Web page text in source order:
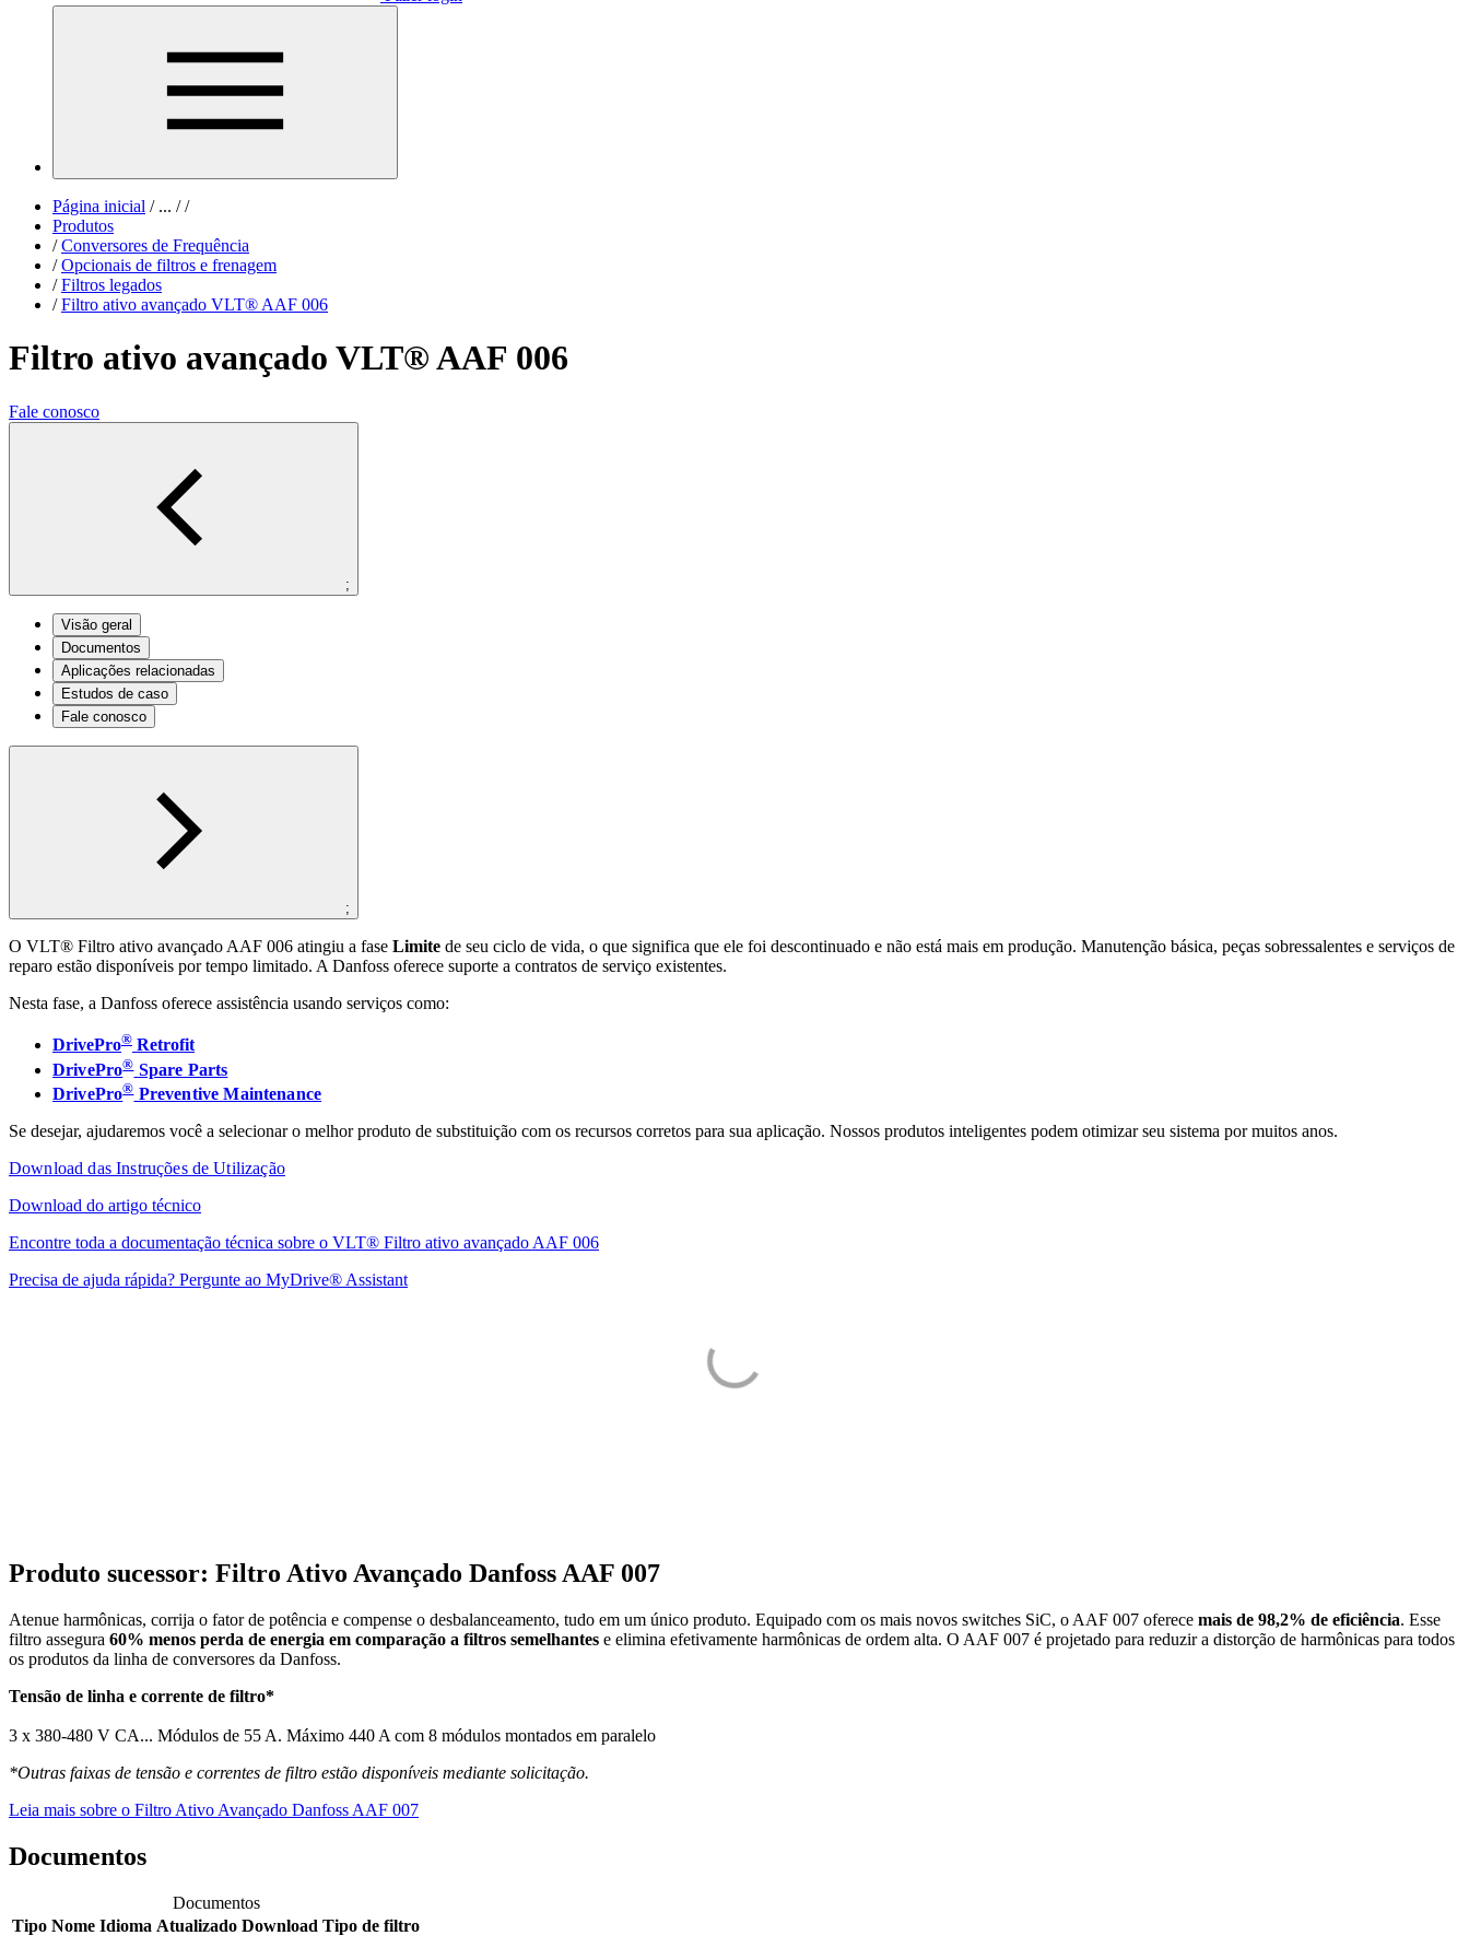
Página inicial /... / /
Produtos
/ Conversores de Frequência
/ Opcionais de filtros e frenagem
/ Filtros legados
/ Filtro ativo avançado VLT® AAF 006
Filtro ativo avançado VLT® AAF 006
Fale conosco
;
Visão geral
Documentos
Aplicações relacionadas
Estudos de caso
Fale conosco
;
O VLT® Filtro ativo avançado AAF 006 atingiu a fase Limite de seu ciclo de vida, o que significa que ele foi descontinuado e não está mais em produção. Manutenção básica, peças sobressalentes e serviços de
reparo estão disponíveis por tempo limitado. A Danfoss oferece suporte a contratos de serviço existentes.
Nesta fase, a Danfoss oferece assistência usando serviços como:
DrivePro® Retrofit
DrivePro®Spare Parts
DrivePro®Preventive Maintenance
Se desejar, ajudaremos você a selecionar o melhor produto de substituição com os recursos corretos para sua aplicação. Nossos produtos inteligentes podem otimizar seu sistema por muitos anos.
Download das Instruções de Utilização
Download do artigo técnico
Encontre toda a documentação técnica sobre o VLT® Filtro ativo avançado AAF 006
Precisa de ajuda rápida? Pergunte ao MyDrive® Assistant
Produto sucessor: Filtro Ativo Avançado Danfoss AAF 007
Atenue harmônicas, corrija o fator de potência e compense o desbalanceamento, tudo em um único produto. Equipado com os mais novos switches SiC, o AAF 007 oferece mais de 98,2% de eficiência. Esse
filtro assegura 60% menos perda de energia em comparação a filtros semelhantes e elimina efetivamente harmônicas de ordem alta. O AAF 007 é projetado para reduzir a distorção de harmônicas para todos
os produtos da linha de conversores da Danfoss.
Tensão de linha e corrente de filtro*
3 x 380-480 V CA... Módulos de 55 A. Máximo 440 A com 8 módulos montados em paralelo
*Outras faixas de tensão e correntes de filtro estão disponíveis mediante solicitação.
Leia mais sobre o Filtro Ativo Avançado Danfoss AAF 007
Documentos
Documentos
Tipo Nome Idioma Atualizado Download Tipo de filtro